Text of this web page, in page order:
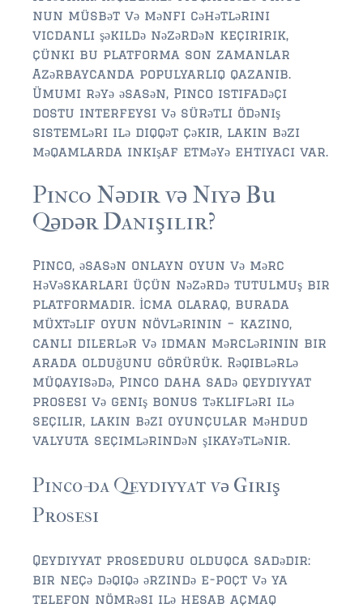
$350,000 – $500,000
$750,000 – $1,000,000
$1,000,000 – $2,000,000
$2,000,000 and up
ST AUGUSTINE
$150,000 – $350,000
$350,000 – $500,000
$500,000 – $750,000
$750,000 – $1,000,000
$1,000,000-$2,000,000
$2,000,000 and up
ST AUGUSTINE BEACH
$150,000 and down
$350,000 – $500,000
$750,000 – $1,000,000
$1,000,000 – $2,000,000
nun müsbət və mənfi cəhətlərini
vicdanlı şəkildə nəzərdən keçiririk,
çünki bu platforma son zamanlar
Azərbaycanda populyarlıq qazanıb.
Ümumi rəyə əsasən, Pinco istifadəçi
dostu interfeysi və sürətli ödəniş
sistemləri ilə diqqət çəkir, lakin bəzi
məqamlarda inkişaf etməyə ehtiyacı var.
Pinco Nədir və Niyə Bu
Qədər Danışılır?
Pinco, əsasən onlayn oyun və mərc
həvəskarları üçün nəzərdə tutulmuş bir
platformadır. İcma olaraq, burada
müxtəlif oyun növlərinin – kazino,
canlı dilerlər və idman mərclərinin bir
arada olduğunu görürük. Rəqiblərlə
müqayisədə, Pinco daha sadə qeydiyyat
prosesi və geniş bonus təklifləri ilə
seçilir, lakin bəzi oyunçular məhdud
valyuta seçimlərindən şikayətlənir.
Pinco-da Qeydiyyat və Giriş
Prosesi
Qeydiyyat proseduru olduqca sadədir:
bir neçə dəqiqə ərzində e-poçt və ya
telefon nömrəsi ilə hesab açmaq